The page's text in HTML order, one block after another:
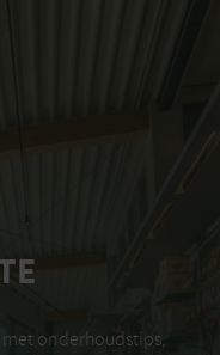
onderhoudstips,